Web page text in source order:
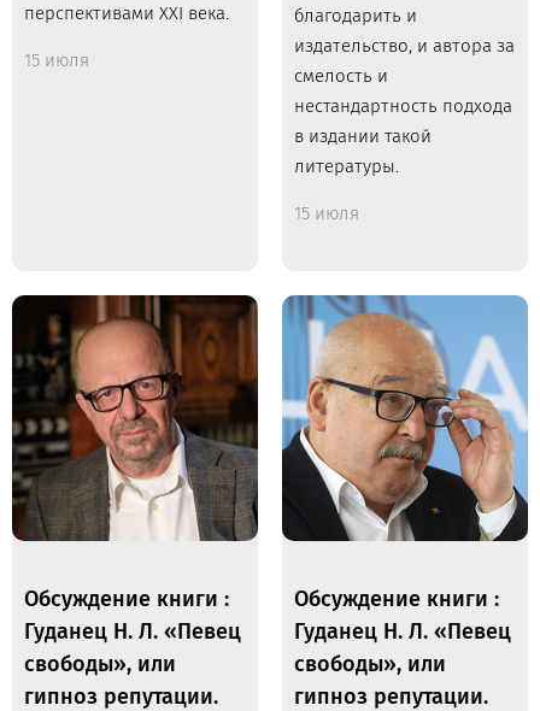
перспективами XXI века.
15 июля
благодарить и
издательство, и автора за
смелость и
нестандартность подхода
в издании такой
литературы.
15 июля
Обсуждение книги :
Гуданец Н. Л. «Певец
свободы», или
гипноз репутации.
Обсуждение книги :
Гуданец Н. Л. «Певец
свободы», или
гипноз репутации.